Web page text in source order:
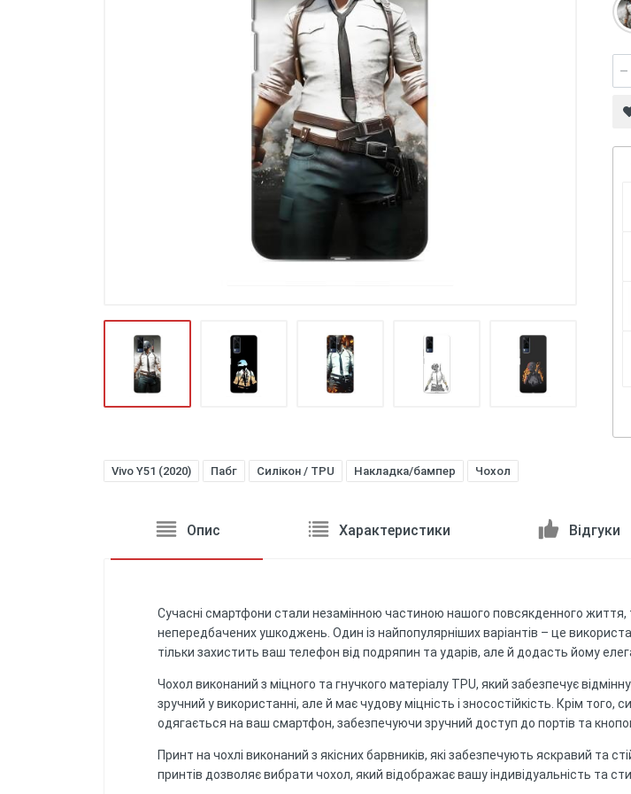
Автоаксесуари для смартфонів
Смарт гаджети та аксесуари
Vivo Y51 (2020) Пабг Силікон / TPU Накладка/бампер Чохол
Опис Характеристики Відгуки
Сучасні смартфони стали незамінною частиною нашого повсякденного життя,
непередбачених ушкоджень. Один із найпопулярніших варіантів – це
тільки захистить ваш телефон від подряпин та ударів, але й додасть йому
Чохол виконаний з міцного та гнучкого матеріалу TPU, який забезпечує
зручний у використанні, але й має чудову міцність і зносостійкість. Крім
одягається на ваш смартфон, забезпечуючи зручний доступ до портів та
Принт на чохлі виконаний з якісних барвників, які забезпечують яскравий та
принтів дозволяє вибрати чохол, який відображає вашу індивідуальність та